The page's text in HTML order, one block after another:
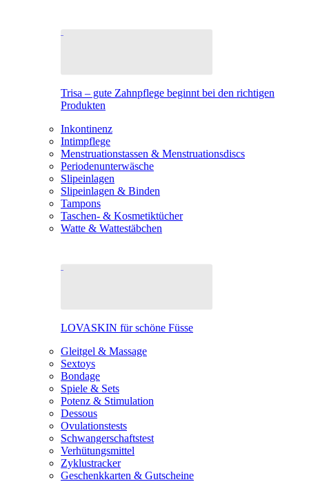
Trisa – gute Zahnpflege beginnt bei den richtigen
Produkten
Inkontinenz
Intimpflege
Menstruationstassen & Menstruationsdiscs
Periodenunterwäsche
Slipeinlagen
Slipeinlagen & Binden
Tampons
Taschen- & Kosmetiktücher
Watte & Wattestäbchen
LOVASKIN für schöne Füsse
Gleitgel & Massage
Sextoys
Bondage
Spiele & Sets
Potenz & Stimulation
Dessous
Ovulationstests
Schwangerschaftstest
Verhütungsmittel
Zyklustracker
Geschenkkarten & Gutscheine